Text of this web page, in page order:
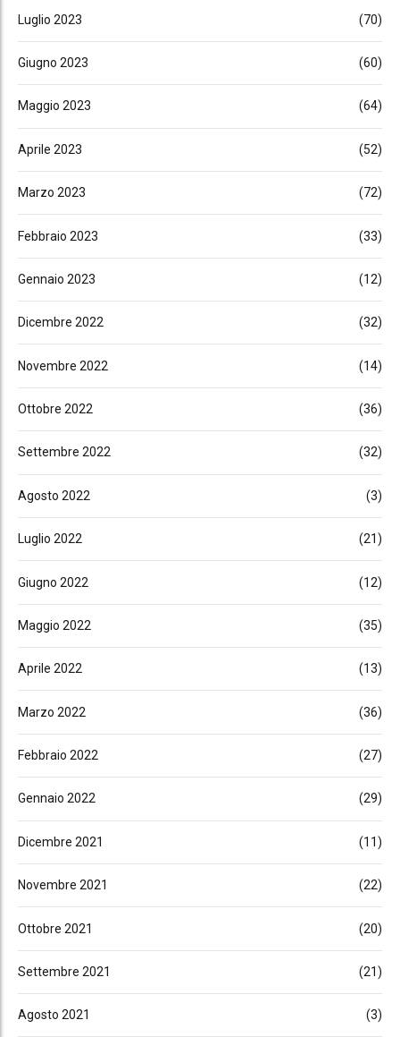
Luglio 2023 (70)
Giugno 2023 (60)
Maggio 2023 (64)
Aprile 2023 (52)
Marzo 2023 (72)
Febbraio 2023 (33)
Gennaio 2023 (12)
Dicembre 2022 (32)
Novembre 2022 (14)
Ottobre 2022 (36)
Settembre 2022 (32)
Agosto 2022 (3)
Luglio 2022 (21)
Giugno 2022 (12)
Maggio 2022 (35)
Aprile 2022 (13)
Marzo 2022 (36)
Febbraio 2022 (27)
Gennaio 2022 (29)
Dicembre 2021 (11)
Novembre 2021 (22)
Ottobre 2021 (20)
Settembre 2021 (21)
Agosto 2021 (3)